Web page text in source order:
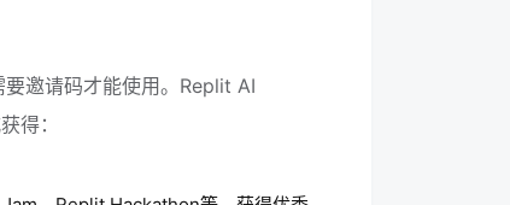
邀请码才能使用。Replit AI
得：